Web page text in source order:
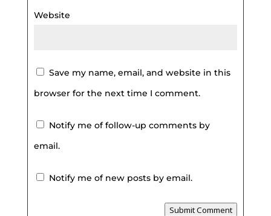
Website
Save my name, email, and website in this
browser for the next time I comment.
Notify me of follow-up comments by
email.
Notify me of new posts by email.
Submit Comment